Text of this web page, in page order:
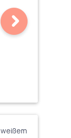
5 Sternen